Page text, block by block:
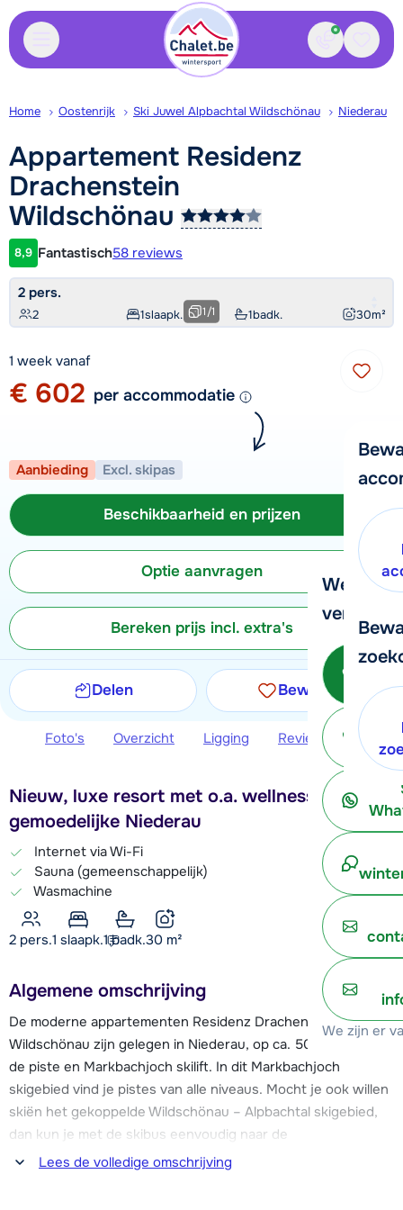
Contact
We
verder!
We zijn er
Home Oostenrijk Ski Juwel Alpbachtal Wildschönau Niederau
Appartement Residenz
Drachenstein
Wildschönau
Klantwaardering
8,9 Fantastisch58 reviews
2 pers.
2 1slaapk. 1badk. 30m²
1/1
1 week vanaf
€ 602 per accommodatie
Aanbieding Excl. skipas
Beschikbaarheid en prijzen
Optie aanvragen
Bereken prijs incl. extra's
Delen Bewaren
Foto's Overzicht Ligging Reviews
Nieuw, luxe resort met o.a. wellness in het
gemoedelijke Niederau
Internet via Wi-Fi
Sauna (gemeenschappelijk)
Wasmachine
2 pers.1 slaapk.1 badk.30 m²
Algemene omschrijving
De moderne appartementen Residenz Drachenstein
Wildschönau zijn gelegen in Niederau, op ca. 500 meter van
de piste en Markbachjoch skilift. In dit Markbachjoch
skigebied vind je pistes van alle niveaus. Mocht je ook willen
skiën het gekoppelde Wildschönau – Alpbachtal skigebied,
dan kun je met de skibus eenvoudig naar de
Schatzbergbahn in Auffach. Of rij in ca. 15 minuten naar de
Lees de volledige omschrijving